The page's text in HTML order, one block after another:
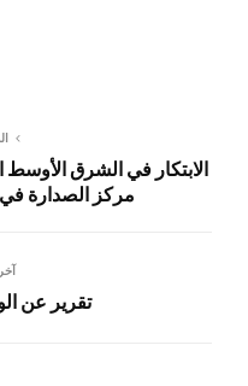
الابتكار في الشرق
مركز الصدارة في WTM London 2025
تقرير عن